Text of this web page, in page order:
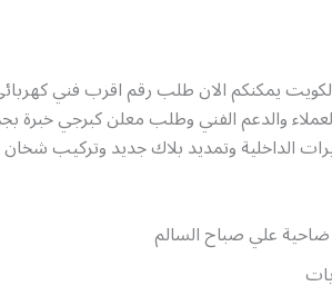
يمكنكم الان طلب رقم اقرب فني
والدعم الفني وطلب معلن كبرجي خبرة
الداخلية وتمديد بلاك جديد وتركيب
علي صباح السالم